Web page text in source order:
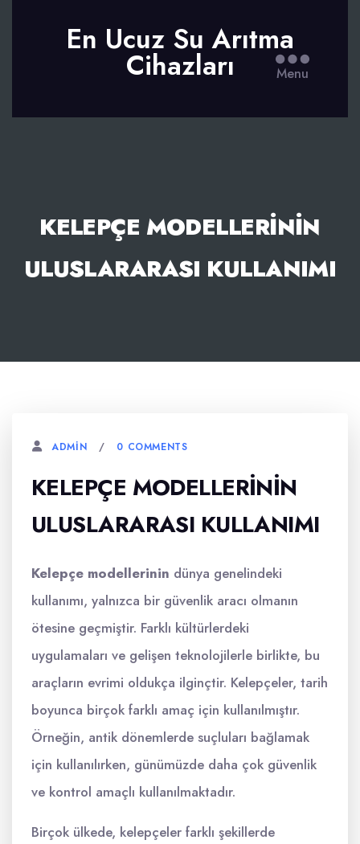
En Ucuz Su Arıtma
Cihazları Menu
KELEPÇE MODELLERININ
ULUSLARARASI KULLANIMI
ADMIN 0 COMMENTS
KELEPÇE MODELLERININ
ULUSLARARASI KULLANIMI
Kelepçe modellerinin dünya genelindeki
kullanımı, yalnızca bir güvenlik aracı olmanın
ötesine geçmiştir. Farklı kültürlerdeki
uygulamaları ve gelişen teknolojilerle birlikte, bu
araçların evrimi oldukça ilginçtir. Kelepçeler, tarih
boyunca birçok farklı amaç için kullanılmıştır.
Örneğin, antik dönemlerde suçluları bağlamak
için kullanılırken, günümüzde daha çok güvenlik
ve kontrol amaçlı kullanılmaktadır.
Birçok ülkede, kelepçeler farklı şekillerde